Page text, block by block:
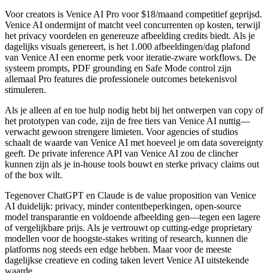
Voor creators is Venice AI Pro voor $18/maand competitief geprijsd.
Venice AI ondermijnt of matcht veel concurrenten op kosten, terwijl
het privacy voordelen en genereuze afbeelding credits biedt. Als je
dagelijks visuals genereert, is het 1.000 afbeeldingen/dag plafond
van Venice AI een enorme perk voor iteratie-zware workflows. De
systeem prompts, PDF grounding en Safe Mode control zijn
allemaal Pro features die professionele outcomes betekenisvol
stimuleren.
Als je alleen af en toe hulp nodig hebt bij het ontwerpen van copy of
het prototypen van code, zijn de free tiers van Venice AI nuttig—
verwacht gewoon strengere limieten. Voor agencies of studios
schaalt de waarde van Venice AI met hoeveel je om data sovereignty
geeft. De private inference API van Venice AI zou de clincher
kunnen zijn als je in-house tools bouwt en sterke privacy claims out
of the box wilt.
Tegenover ChatGPT en Claude is de value proposition van Venice
AI duidelijk: privacy, minder contentbeperkingen, open-source
model transparantie en voldoende afbeelding gen—tegen een lagere
of vergelijkbare prijs. Als je vertrouwt op cutting-edge proprietary
modellen voor de hoogste-stakes writing of research, kunnen die
platforms nog steeds een edge hebben. Maar voor de meeste
dagelijkse creatieve en coding taken levert Venice AI uitstekende
waarde.